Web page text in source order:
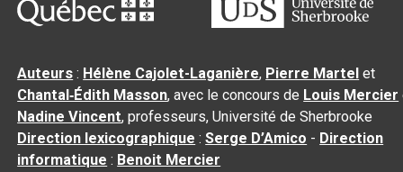
Auteurs : Hélène Cajolet-Laganière, Pierre Martel et
Chantal‑Édith Masson, avec le concours de Louis Mercier
Nadine Vincent, professeurs, Université de Sherbrooke
Direction lexicographique :Serge D’Amico - Direction
informatique : Benoit Mercier